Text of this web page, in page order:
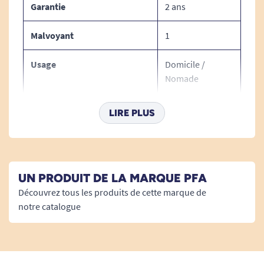
Garantie 2 ans
Malvoyant 1
Usage
Domicile /
Nomade
Autonomie 3 h
Grossissement Max X 32
Connexion AV / USB / HDMI
Taille Écran 12,7 cm
Utilisation À main
LIRE PLUS
UN PRODUIT DE LA MARQUE PFA
Découvrez tous les produits de cette marque de
notre catalogue